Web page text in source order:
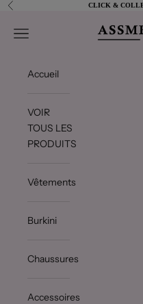
Passer au contenu
Précédent CLICK &
Assmels
Ouvrir la navigation
Accueil
VOIR
TOUS LES
PRODUITS
Vêtements
Burkini
Chaussures
Accessoires